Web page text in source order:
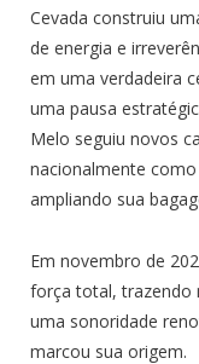
Cevada construiu
de energia e
em uma verdadeira
uma pausa
Melo seguiu novos
nacionalmente
ampliando sua
Em novembro de
força total, trazendo
uma sonoridade
marcou sua origem.